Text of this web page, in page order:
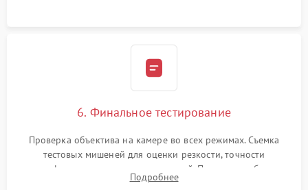
6. Финальное тестирование
Проверка объектива на камере во всех режимах. Съемка
тестовых мишеней для оценки резкости, точности
автофокуса и отсутствия искажений. Проверка работы
диафрагмы на закрытых значениях и тестирование
Подробнее